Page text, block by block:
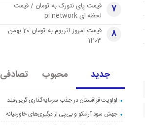
7
قیمت پای نتورک به تومان / قیمت
لحظه ای pi network
8
قیمت امروز اتریوم به تومان 20 بهمن
1403
جدید محبوب تصادفی
اولویت قزاقستان در جذب سرمایه‌گذاری گرین‌فیلد
جهش سود آرامکو و بی‌پی از درگیری‌های خاورمیانه